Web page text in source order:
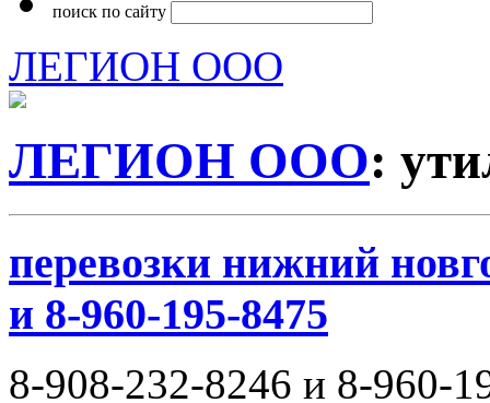
поиск по сайту
ЛЕГИОН ООО
ЛЕГИОН ООО:
перевозки нижний
и 8-960-195-8475
8-908-232-8246 и 8-960-